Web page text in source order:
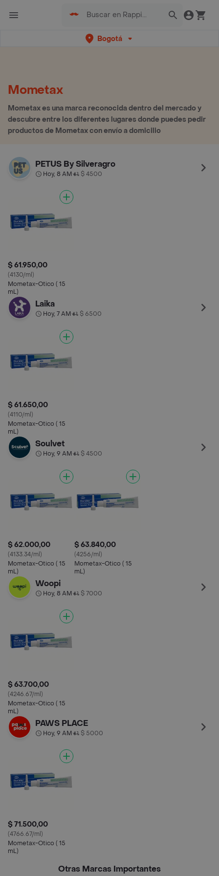
Bogotá
Mometax
Mometax es una marca reconocida dentro del mercado y
descubre entre los diferentes lugares donde puedes pedir
productos de Mometax con envío a domicilio
PETUS By Silveragro
Hoy, 8 AM• $ 4500
$ 61.950,00
(4130/ml)
Mometax-Otico ( 15
mL)
Laika
Hoy, 7 AM• $ 6500
$ 61.650,00
(4110/ml)
Mometax-Otico ( 15
mL)
Soulvet
Hoy, 9 AM• $ 4500
$ 62.000,00
(4133.34/ml)
Mometax-Otico ( 15
mL)
$ 63.840,00
(4256/ml)
Mometax-Otico ( 15
mL)
Woopi
Hoy, 8 AM• $ 7000
$ 63.700,00
(4246.67/ml)
Mometax-Otico ( 15
mL)
PAWS PLACE
Hoy, 9 AM• $ 5000
$ 71.500,00
(4766.67/ml)
Mometax-Otico ( 15
mL)
Otras Marcas Importantes